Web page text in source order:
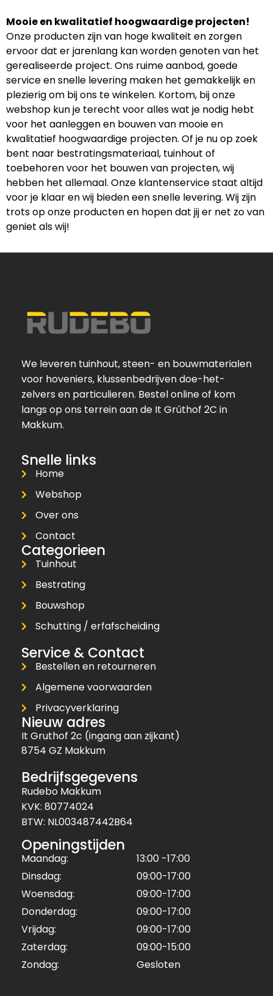
Mooie en kwalitatief hoogwaardige projecten!
Onze producten zijn van hoge kwaliteit en zorgen
ervoor dat er jarenlang kan worden genoten van het
gerealiseerde project. Ons ruime aanbod, goede
service en snelle levering maken het gemakkelijk en
plezierig om bij ons te winkelen. Kortom, bij onze
webshop kun je terecht voor alles wat je nodig hebt
voor het aanleggen en bouwen van mooie en
kwalitatief hoogwaardige projecten. Of je nu op zoek
bent naar bestratingsmateriaal, tuinhout of
toebehoren voor het bouwen van projecten, wij
hebben het allemaal. Onze klantenservice staat altijd
voor je klaar en wij bieden een snelle levering. Wij zijn
trots op onze producten en hopen dat jij er net zo van
geniet als wij!
We leveren tuinhout, steen- en bouwmaterialen
voor hoveniers, klussenbedrijven doe-het-
zelvers en particulieren. Bestel online of kom
langs op ons terrein aan de It Grûthof 2C in
Makkum.
Snelle links
Home
Webshop
Over ons
Contact
Categorieen
Tuinhout
Bestrating
Bouwshop
Schutting / erfafscheiding
Service & Contact
Bestellen en retourneren
Algemene voorwaarden
Privacyverklaring
Nieuw adres
It Gruthof 2c (ingang aan zijkant)
8754 GZ Makkum
Bedrijfsgegevens
Rudebo Makkum
KVK: 80774024
BTW: NL003487442B64
Openingstijden
Maandag:
13:00 -17:00
Dinsdag:
09:00-17:00
Woensdag:
09:00-17:00
Donderdag:
09:00-17:00
Vrijdag:
09:00-17:00
Zaterdag:
09:00-15:00
Zondag:
Gesloten